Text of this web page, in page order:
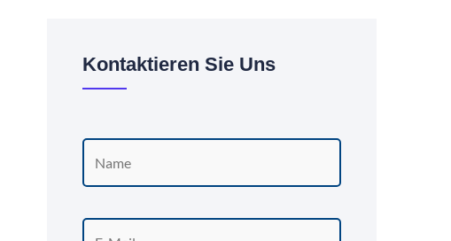
Kontaktieren Sie Uns